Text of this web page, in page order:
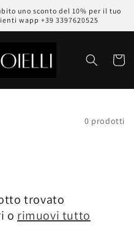
uno sconto del 10% per il tuo
wapp +39 3397620525
Carrello
0 prodotti
trovato
o rimuovi tutto